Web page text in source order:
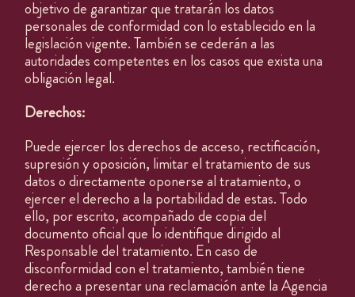
MENÚS DE GRUPO
Abierto todos los días
13:00h – 23:00h
T.937 374 011
objetivo de garantizar que tratarán los datos
personales de conformidad con lo establecido en la
legislación vigente. También se cederán a las
autoridades competentes en los casos que exista una
obligación legal.
Derechos:
Puede ejercer los derechos de acceso, rectificación,
supresión y oposición, limitar el tratamiento de sus
datos o directamente oponerse al tratamiento, o
ejercer el derecho a la portabilidad de estas. Todo
ello, por escrito, acompañado de copia del
documento oficial que lo identifique dirigido al
Responsable del tratamiento. En caso de
disconformidad con el tratamiento, también tiene
derecho a presentar una reclamación ante la Agencia